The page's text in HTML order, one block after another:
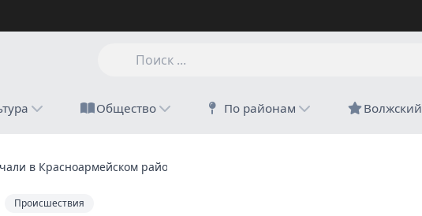
Общество По районам Волжский
в Красноармейском районе Волгограда и на Максимке
Происшествия